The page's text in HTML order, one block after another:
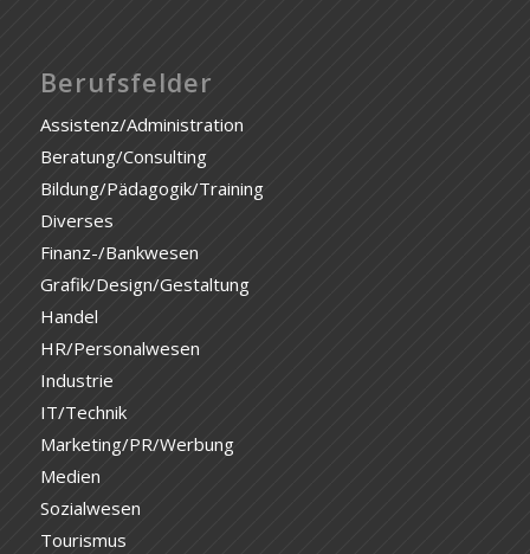
Berufsfelder
Assistenz/Administration
Beratung/Consulting
Bildung/Pädagogik/Training
Diverses
Finanz-/Bankwesen
Grafik/Design/Gestaltung
Handel
HR/Personalwesen
Industrie
IT/Technik
Marketing/PR/Werbung
Medien
Sozialwesen
Tourismus